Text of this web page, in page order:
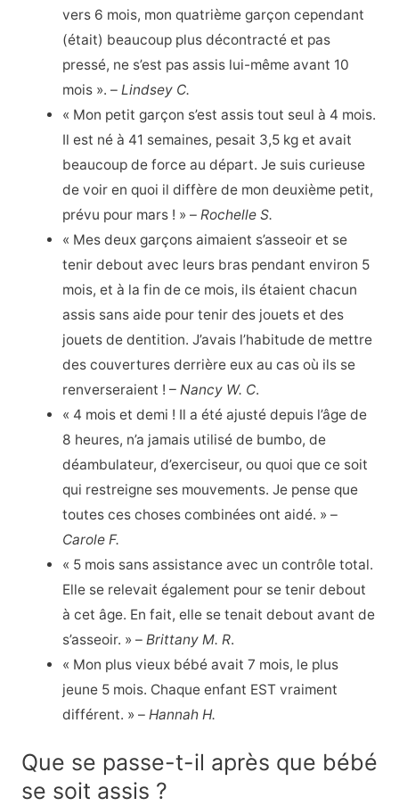
vers 6 mois, mon quatrième garçon cependant
(était) beaucoup plus décontracté et pas
pressé, ne s’est pas assis lui-même avant 10
mois ». –Lindsey C.
« Mon petit garçon s’est assis tout seul à 4 mois.
Il est né à 41 semaines, pesait 3,5 kg et avait
beaucoup de force au départ. Je suis curieuse
de voir en quoi il diffère de mon deuxième petit,
prévu pour mars ! » –Rochelle S.
« Mes deux garçons aimaient s’asseoir et se
tenir debout avec leurs bras pendant environ 5
mois, et à la fin de ce mois, ils étaient chacun
assis sans aide pour tenir des jouets et des
jouets de dentition. J’avais l’habitude de mettre
des couvertures derrière eux au cas où ils se
renverseraient ! –Nancy W. C.
« 4 mois et demi ! Il a été ajusté depuis l’âge de
8 heures, n’a jamais utilisé de bumbo, de
déambulateur, d’exerciseur, ou quoi que ce soit
qui restreigne ses mouvements. Je pense que
toutes ces choses combinées ont aidé. » –
Carole F.
« 5 mois sans assistance avec un contrôle total.
Elle se relevait également pour se tenir debout
à cet âge. En fait, elle se tenait debout avant de
s’asseoir. » –Brittany M. R.
« Mon plus vieux bébé avait 7 mois, le plus
jeune 5 mois. Chaque enfant EST vraiment
différent. » –Hannah H.
Que se passe-t-il après que bébé
se soit assis ?